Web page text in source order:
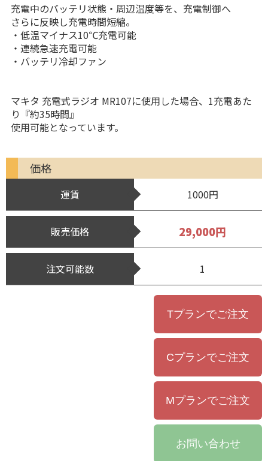
充電中のバッテリ状態・周辺温度等を、充電制御へ
さらに反映し充電時間短縮。
・低温マイナス10℃充電可能
・連続急速充電可能
・バッテリ冷却ファン
マキタ 充電式ラジオ MR107に使用した場合、1充電あた
り『約35時間』
使用可能となっています。
価格
運賃 1000円
販売価格 29,000円
注文可能数 1